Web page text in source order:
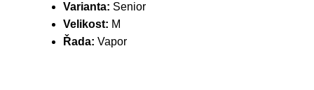
Varianta: Senior
Velikost: M
Řada: Vapor